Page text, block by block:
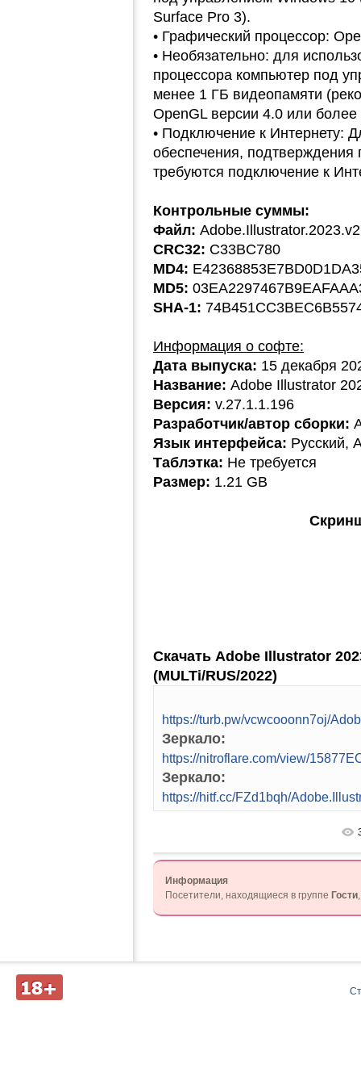
Surface Pro 3).
• Графический процессор:
• Необязательно: для
процессора компьютер под
менее 1 ГБ видеопамяти
OpenGL версии 4.0 или более
• Подключение к Интернету:
обеспечения, подтверждения
требуются подключение к
Контрольные суммы:
Файл:
CRC32: C33BC780
MD4:
MD5:
SHA-1:
Информация о софте:
Дата выпуска: 15 декабря
Название: Adobe Illustrator
Версия: v.27.1.1.196
Разработчик/автор сборки:
Язык интерфейса: Русский,
Таблэтка: Не требуется
Размер: 1.21 GB
Скачать Adobe Illustrator
(MULTi/RUS/2022)
https://turb.pw/vcwcooonn7oj/
Зеркало:
https://nitroflare.com/view/
Зеркало:
https://hitf.cc/FZd1bqh/
Информация
Посетители, находящиеся в группе Гости